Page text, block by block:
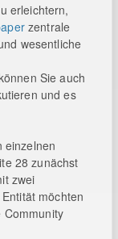
erleichtern,
zentrale
wesentliche
Sie auch
und es
einzelnen
28 zunächst
zwei
möchten
Community